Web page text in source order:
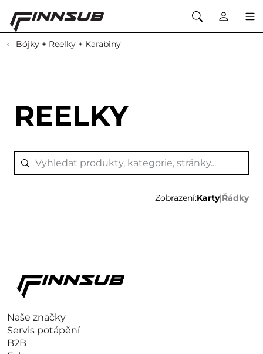
Bójky + Reelky + Karabiny
REELKY
Zobrazení:Karty|Řádky
Naše značky
Servis potápění
B2B